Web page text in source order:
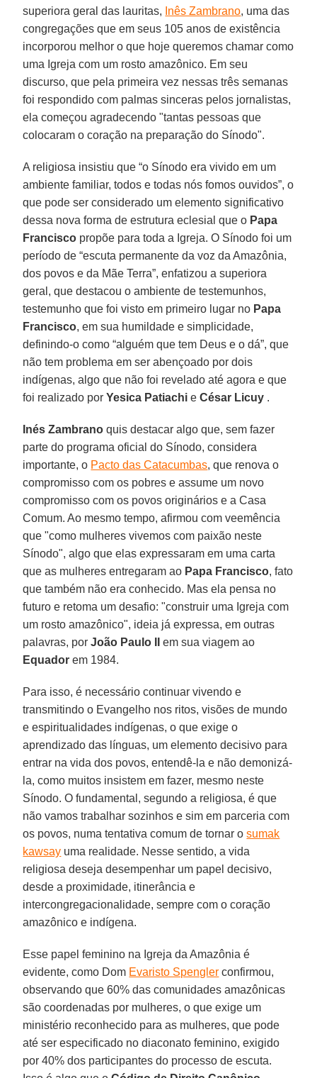
superiora geral das lauritas, Inês Zambrano, uma das
congregações que em seus 105 anos de existência
incorporou melhor o que hoje queremos chamar como
uma Igreja com um rosto amazônico. Em seu
discurso, que pela primeira vez nessas três semanas
foi respondido com palmas sinceras pelos jornalistas,
ela começou agradecendo "tantas pessoas que
colocaram o coração na preparação do Sínodo".
A religiosa insistiu que “o Sínodo era vivido em um
ambiente familiar, todos e todas nós fomos ouvidos”, o
que pode ser considerado um elemento significativo
dessa nova forma de estrutura eclesial que o Papa
Francisco propõe para toda a Igreja. O Sínodo foi um
período de “escuta permanente da voz da Amazônia,
dos povos e da Mãe Terra”, enfatizou a superiora
geral, que destacou o ambiente de testemunhos,
testemunho que foi visto em primeiro lugar no Papa
Francisco, em sua humildade e simplicidade,
definindo-o como “alguém que tem Deus e o dá”, que
não tem problema em ser abençoado por dois
indígenas, algo que não foi revelado até agora e que
foi realizado porYesica Patiachi eCésar Licuy .
Inés Zambrano quis destacar algo que, sem fazer
parte do programa oficial do Sínodo, considera
importante, o Pacto das Catacumbas, que renova o
compromisso com os pobres e assume um novo
compromisso com os povos originários e a Casa
Comum. Ao mesmo tempo, afirmou com veemência
que "como mulheres vivemos com paixão neste
Sínodo", algo que elas expressaram em uma carta
que as mulheres entregaram ao Papa Francisco, fato
que também não era conhecido. Mas ela pensa no
futuro e retoma um desafio: "construir uma Igreja com
um rosto amazônico", ideia já expressa, em outras
palavras, porJoão Paulo II
em sua viagem ao
Equador em 1984.
Para isso, é necessário continuar vivendo e
transmitindo o Evangelho nos ritos, visões de mundo
e espiritualidades indígenas, o que exige o
aprendizado das línguas, um elemento decisivo para
entrar na vida dos povos, entendê-la e não demonizá-
la, como muitos insistem em fazer, mesmo neste
Sínodo. O fundamental, segundo a religiosa, é que
não vamos trabalhar sozinhos e sim em parceria com
os povos, numa tentativa comum de tornar osumak
kawsay uma realidade. Nesse sentido, a vida
religiosa deseja desempenhar um papel decisivo,
desde a proximidade, itinerância e
intercongregacionalidade, sempre com o coração
amazônico e indígena.
Esse papel feminino na Igreja da Amazônia é
evidente, como Dom Evaristo Spengler confirmou,
observando que 60% das comunidades amazônicas
são coordenadas por mulheres, o que exige um
ministério reconhecido para as mulheres, que pode
até ser especificado no diaconato feminino, exigido
por 40% dos participantes do processo de escuta.